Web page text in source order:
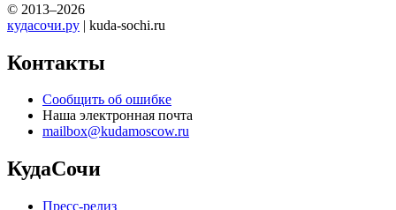
© 2013–2026
кудасочи.ру | kuda-sochi.ru
Контакты
Сообщить об ошибке
Наша электронная почта
mailbox@kudamoscow.ru
КудаСочи
Пресс-релиз